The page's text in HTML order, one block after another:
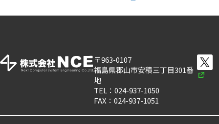
〒963-0107
福島県郡山市安積三丁目301番
地
TEL：024-937-1050
FAX：024-937-1051